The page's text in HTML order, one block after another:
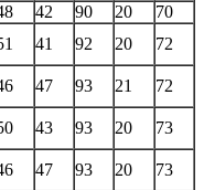
42 90 20
70
41 92 20 72
47 93 21 72
43 93 20 73
47 93 20
73